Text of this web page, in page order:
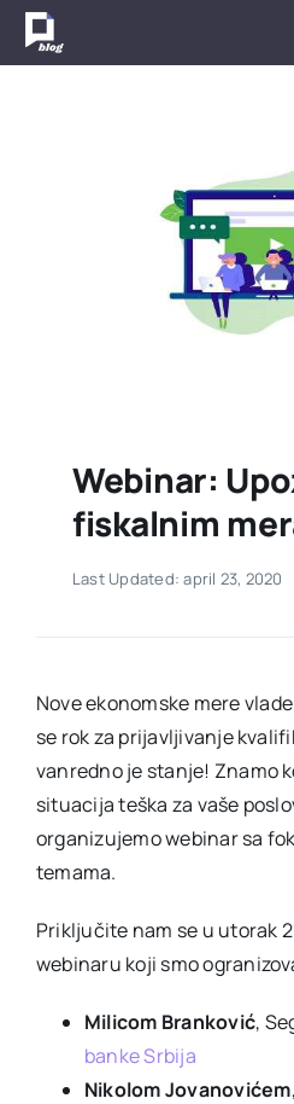
Skip
Webinar:
fiskalnim
Last Updated: april 23, 2020
Nove ekonomske mere
se rok za prijavljivanje
vanredno je stanje! Znamo
situacija teška za vaše
organizujemo webinar sa
temama.
Priključite nam se u utorak
webinaru koji smo
Milicom Branković,
banke Srbija
Nikolom Jovanovićem